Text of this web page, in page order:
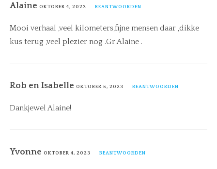
Alaine OKTOBER 4, 2023 BEANTWOORDEN
Mooi verhaal ,veel kilometers,fijne mensen daar ,dikke
kus terug ,veel plezier nog .Gr Alaine .
Rob en Isabelle OKTOBER 5, 2023 BEANTWOORDEN
Dankjewel Alaine!
Yvonne OKTOBER 4, 2023 BEANTWOORDEN